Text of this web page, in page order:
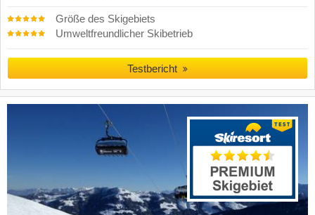
Größe des Skigebiets
Umweltfreundlicher Skibetrieb
Testbericht